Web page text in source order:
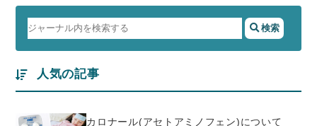
人気の記事
カロナール(アセトアミノフェン)について